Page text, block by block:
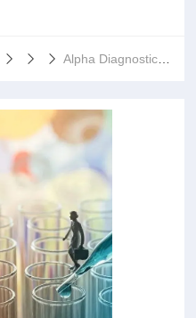
Alpha Diagnostic Intl,Quidel.（ADI）